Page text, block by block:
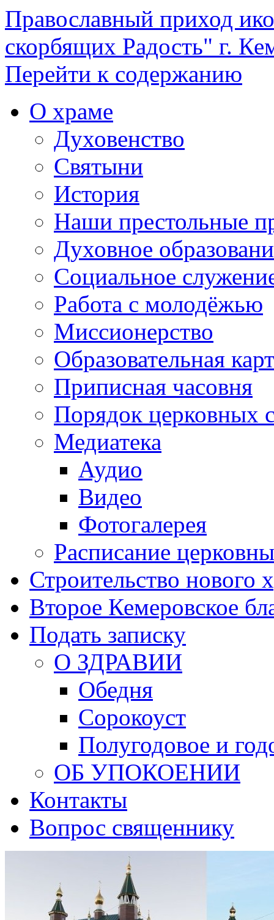
Православный приход
скорбящих Радость" г.
Перейти к содержанию
О храме
Духовенство
Святыни
История
Наши престольные
Духовное
Социальное
Работа с молодёжью
Миссионерство
Образовательная
Приписная часовня
Порядок церковных
Медиатека
Аудио
Видео
Фотогалерея
Расписание
Строительство нового
Второе Кемеровское
Подать записку
О ЗДРАВИИ
Обедня
Сорокоуст
Полугодовое и
ОБ УПОКОЕНИИ
Контакты
Вопрос священнику